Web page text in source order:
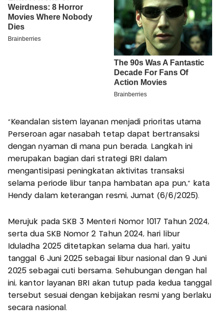
“Keandalan sistem layanan menjadi prioritas utama
Perseroan agar nasabah tetap dapat bertransaksi
dengan nyaman di mana pun berada. Langkah ini
merupakan bagian dari strategi BRI dalam
mengantisipasi peningkatan aktivitas transaksi
selama periode libur tanpa hambatan apa pun,” kata
Hendy dalam keterangan resmi, Jumat (6/6/2025).
Merujuk pada SKB 3 Menteri Nomor 1017 Tahun 2024,
serta dua SKB Nomor 2 Tahun 2024, hari libur
Iduladha 2025 ditetapkan selama dua hari, yaitu
tanggal 6 Juni 2025 sebagai libur nasional dan 9 Juni
2025 sebagai cuti bersama. Sehubungan dengan hal
ini, kantor layanan BRI akan tutup pada kedua tanggal
tersebut sesuai dengan kebijakan resmi yang berlaku
secara nasional.